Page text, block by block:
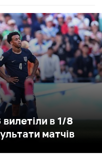
в 1/8
матчів